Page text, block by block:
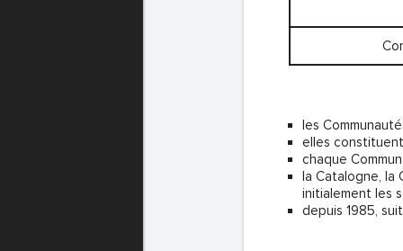
les
elles
chaque
la Catalogne, la
initialement les
depuis 1985,